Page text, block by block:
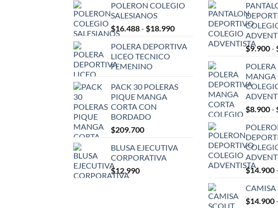
POLERON COLEGIO
SALESIANOS
$16.488- $18.990Rango
precios:
$18.990
POLERA DEPORTIVA
LICEO TECNICO
FEMENINO
PACK 30 POLERAS
PIQUE MANGA
CORTA CON
BORDADO
$209.700
BLUSA EJECUTIVA
CORPORATIVA
$12.990
$9.900-
MANGA
$8.900-
$14.900-
CAMISA
$14.900-